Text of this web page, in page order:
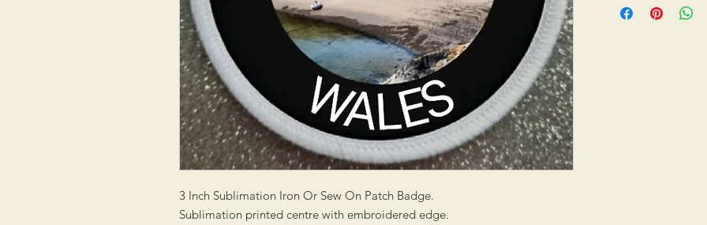
3 Inch Sublimation Iron Or Sew On Patch Badge.
Sublimation printed centre with embroidered edge.